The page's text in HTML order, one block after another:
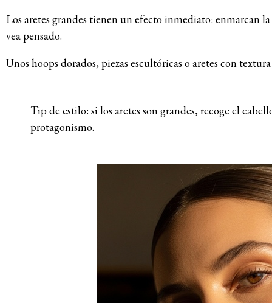
Los aretes grandes tienen un efecto inmediato: enmarcan
vea pensado.
Unos hoops dorados, piezas escultóricas o aretes con
Tip de estilo: si los aretes son grandes, recoge el
protagonismo.